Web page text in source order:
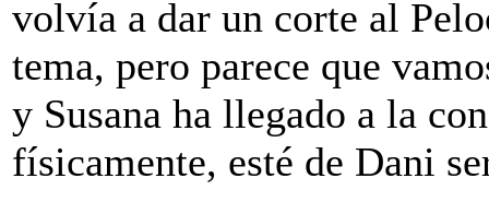
volvía a dar un corte al
tema, pero parece que
y Susana ha llegado a la
físicamente, esté de Dani